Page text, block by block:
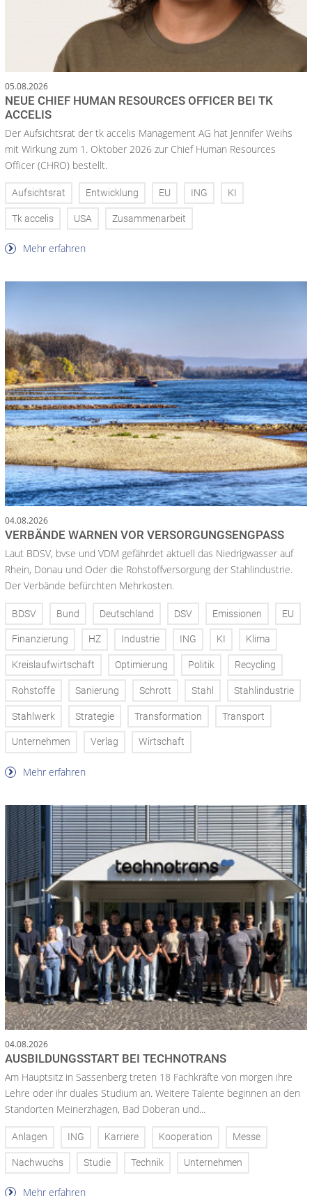
05.08.2026
NEUE CHIEF HUMAN RESOURCES OFFICER BEI TK
ACCELIS
Der Aufsichtsrat der tk accelis Management AG hat Jennifer Weihs
mit Wirkung zum 1. Oktober 2026 zur Chief Human Resources
Officer (CHRO) bestellt.
Aufsichtsrat Entwicklung EU ING KI
Tk accelis USA Zusammenarbeit
Mehr erfahren
04.08.2026
VERBÄNDE WARNEN VOR VERSORGUNGSENGPASS
Laut BDSV, bvse und VDM gefährdet aktuell das Niedrigwasser auf
Rhein, Donau und Oder die Rohstoffversorgung der Stahlindustrie.
Der Verbände befürchten Mehrkosten.
BDSV Bund Deutschland DSV Emissionen EU
Finanzierung HZ Industrie ING KI Klima
Kreislaufwirtschaft Optimierung Politik Recycling
Rohstoffe Sanierung Schrott Stahl Stahlindustrie
Stahlwerk Strategie Transformation Transport
Unternehmen Verlag Wirtschaft
Mehr erfahren
04.08.2026
AUSBILDUNGSSTART BEI TECHNOTRANS
Am Hauptsitz in Sassenberg treten 18 Fachkräfte von morgen ihre
Lehre oder ihr duales Studium an. Weitere Talente beginnen an den
Standorten Meinerzhagen, Bad Doberan und...
Anlagen ING Karriere Kooperation Messe
Nachwuchs Studie Technik Unternehmen
Mehr erfahren